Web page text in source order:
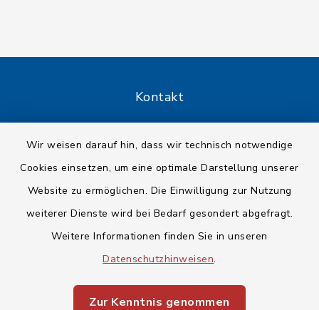
Wir weisen darauf hin, dass wir technisch notwendige
Cookies einsetzen, um eine optimale Darstellung unserer
Website zu ermöglichen. Die Einwilligung zur Nutzung
weiterer Dienste wird bei Bedarf gesondert abgefragt.
Weitere Informationen finden Sie in unseren
Datenschutzhinweisen.
Zur Kenntnis genommen
Kontakt
Datenschutz
Impressum
Sitemap
Cookie-Einstellungen